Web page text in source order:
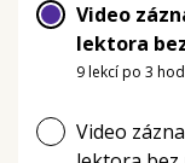
Video
lektora
9 lekcí po 3
Video